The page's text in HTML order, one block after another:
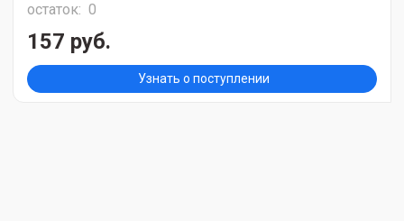
остаток: 0
157 руб.
Узнать о поступлении